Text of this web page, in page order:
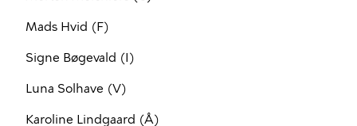
Mads Hvid (F)
Signe Bøgevald (I)
Luna Solhave (V)
Karoline Lindgaard (Å)